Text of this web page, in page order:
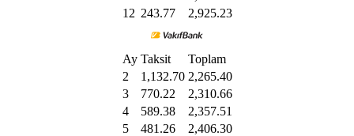
12 243.77 2,925.23
Ay Taksit
Toplam
2
1,132.70 2,265.40
3
770.22
2,310.66
4
589.38
2,357.51
5
481.26
2,406.30